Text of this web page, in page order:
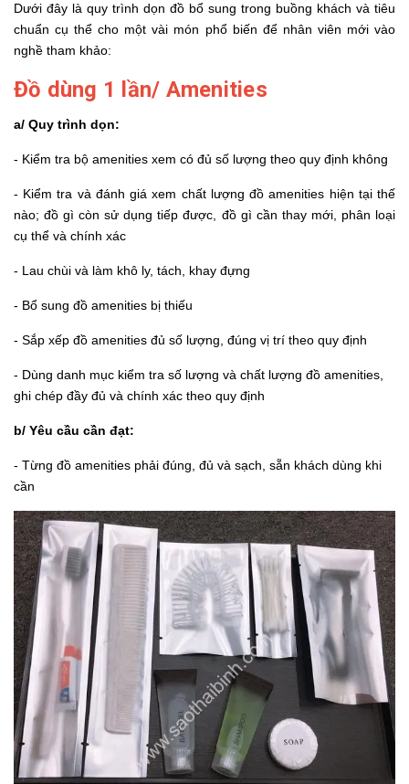
Dưới đây là quy trình dọn đồ bổ sung trong buồng khách và tiêu
chuẩn cụ thể cho một vài món phổ biến để nhân viên mới vào
nghề tham khảo:
Đồ dùng 1 lần/ Amenities
a/ Quy trình dọn:
- Kiểm tra bộ amenities xem có đủ số lượng theo quy định không
- Kiểm tra và đánh giá xem chất lượng đồ amenities hiện tại thế
nào; đồ gì còn sử dụng tiếp được, đồ gì cần thay mới, phân loại
cụ thể và chính xác
- Lau chùi và làm khô ly, tách, khay đựng
- Bổ sung đồ amenities bị thiếu
- Sắp xếp đồ amenities đủ số lượng, đúng vị trí theo quy định
- Dùng danh mục kiểm tra số lượng và chất lượng đồ amenities,
ghi chép đầy đủ và chính xác theo quy định
b/ Yêu cầu cần đạt:
- Từng đồ amenities phải đúng, đủ và sạch, sẵn khách dùng khi
cần